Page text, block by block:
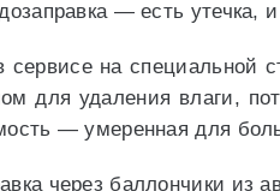
— есть утечка,
сервисе на
для удаления влаги,
— умеренная для
через баллончики из